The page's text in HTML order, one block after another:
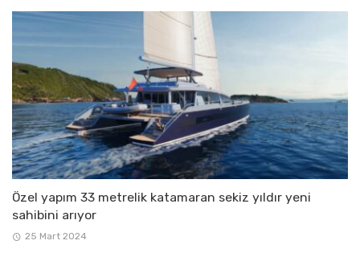
Özel yapım 33 metrelik katamaran sekiz yıldır yeni
sahibini arıyor
25 Mart 2024